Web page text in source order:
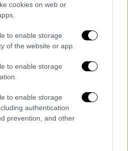
cookies on web or
to enable storage
of the website or app.
to enable storage
to enable storage
authentication
prevention, and other
Διάβημα στον
Πλιώτα για τις
εμπρησμών και
παραλείψεων